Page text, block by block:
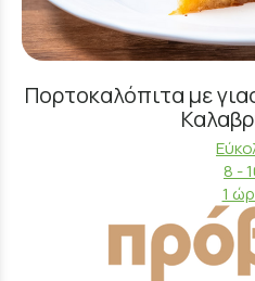
Πορτοκαλόπιτα με
8 -
1